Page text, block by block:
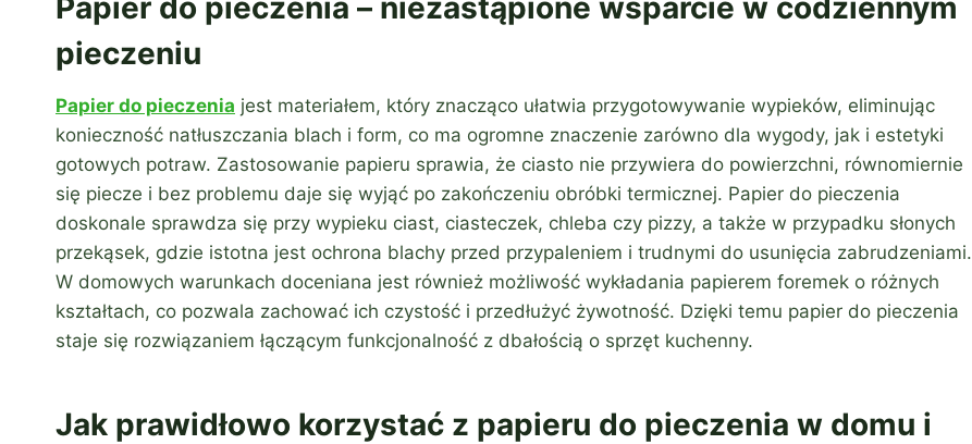
pieczeniu
Papier do pieczenia jest materiałem, który znacząco ułatwia przygotowywanie wypieków, eliminując
konieczność natłuszczania blach i form, co ma ogromne znaczenie zarówno dla wygody, jak i estetyki
gotowych potraw. Zastosowanie papieru sprawia, że ciasto nie przywiera do powierzchni, równomiernie
się piecze i bez problemu daje się wyjąć po zakończeniu obróbki termicznej. Papier do pieczenia
doskonale sprawdza się przy wypieku ciast, ciasteczek, chleba czy pizzy, a także w przypadku słonych
przekąsek, gdzie istotna jest ochrona blachy przed przypaleniem i trudnymi do usunięcia zabrudzeniami.
W domowych warunkach doceniana jest również możliwość wykładania papierem foremek o różnych
kształtach, co pozwala zachować ich czystość i przedłużyć żywotność. Dzięki temu papier do pieczenia
staje się rozwiązaniem łączącym funkcjonalność z dbałością o sprzęt kuchenny.
Jak prawidłowo korzystać z papieru do pieczenia w domu i